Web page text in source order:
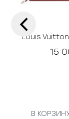
Louis
15
В
‹